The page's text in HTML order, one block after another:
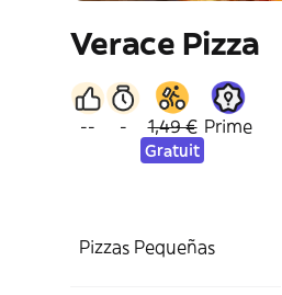
Verace Pizza
-- - 1,49 €
Gratuit
Prime
Pizzas Pequeñas